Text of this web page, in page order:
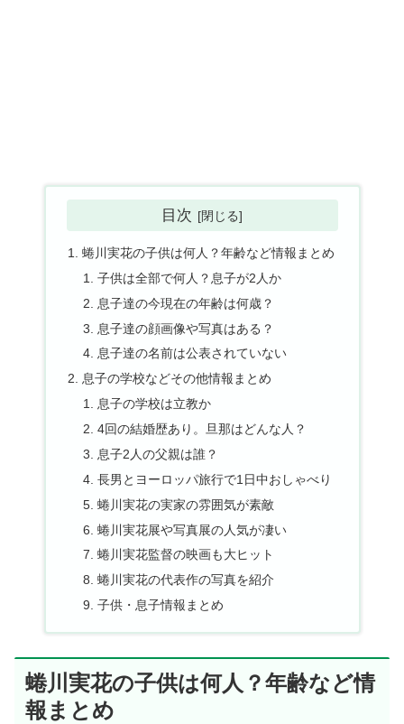
目次
蜷川実花の子供は何人？年齢など情報まとめ
子供は全部で何人？息子が2人か
息子達の今現在の年齢は何歳？
息子達の顔画像や写真はある？
息子達の名前は公表されていない
息子の学校などその他情報まとめ
息子の学校は立教か
4回の結婚歴あり。旦那はどんな人？
息子2人の父親は誰？
長男とヨーロッパ旅行で1日中おしゃべり
蜷川実花の実家の雰囲気が素敵
蜷川実花展や写真展の人気が凄い
蜷川実花監督の映画も大ヒット
蜷川実花の代表作の写真を紹介
子供・息子情報まとめ
蜷川実花の子供は何人？年齢など情
報まとめ